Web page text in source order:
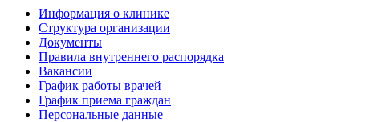
Информация о клинике
Структура организации
Документы
Правила внутреннего распорядка
Вакансии
График работы врачей
График приема граждан
Персональные данные